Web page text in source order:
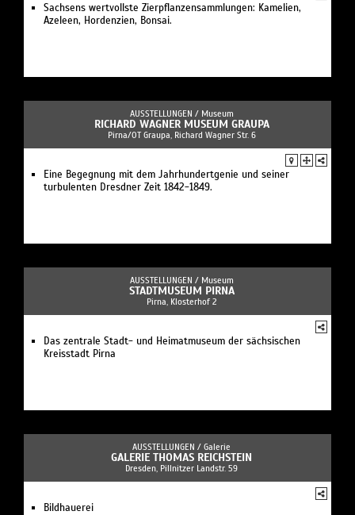
Sachsens wertvollste Zierpflanzensammlungen: Kamelien,
Azeleen, Hordenzien, Bonsai.
AUSSTELLUNGEN / Museum
RICHARD WAGNER MUSEUM GRAUPA
Pirna/OT Graupa, Richard Wagner Str. 6
Eine Begegnung mit dem Jahrhundertgenie und seiner
turbulenten Dresdner Zeit 1842-1849.
AUSSTELLUNGEN / Museum
STADTMUSEUM PIRNA
Pirna, Klosterhof 2
Das zentrale Stadt- und Heimatmuseum der sächsischen
Kreisstadt Pirna
AUSSTELLUNGEN / Galerie
GALERIE THOMAS REICHSTEIN
Dresden, Pillnitzer Landstr. 59
Bildhauerei